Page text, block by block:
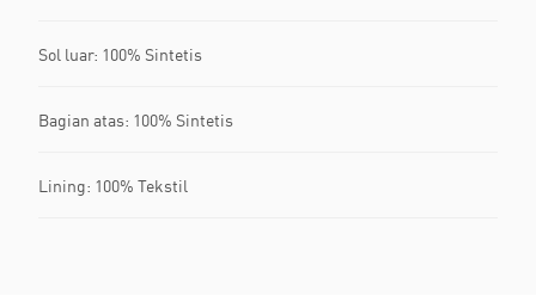
Sol luar: 100% Sintetis
Bagian atas: 100% Sintetis
Lining: 100% Tekstil